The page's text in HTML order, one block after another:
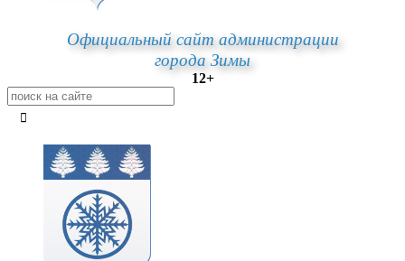
Официальный сайт администрации
города Зимы
12+